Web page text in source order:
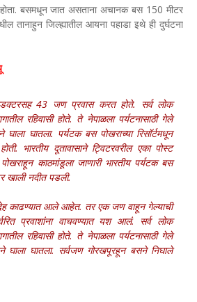
बसमधून जात असताना अचानक बस 150 मीटर
तानाहुन जिल्ह्यातील आयना पहाडा इथे ही दुर्घटना
43 जण प्रवास करत होते. सर्व लोक
रहिवासी होते. ते नेपाळला पर्यटनासाठी गेले
घाला घातला. पर्यटक बस पोखराच्या रिसॉर्टमधून
भारतीय दूतावासाने ट्विटरवरील एका पोस्ट
काठमांडूला जाणारी भारतीय पर्यटक बस
खाली नदीत पडली.
काढण्यात आले आहेत. तर एक जण वाहून गेल्याची
प्रवाशांना वाचवण्यात यश आलं. सर्व लोक
रहिवासी होते. ते नेपाळला पर्यटनासाठी गेले
घाला घातला. सर्वजण गोरखपूरहून बसने निघाले